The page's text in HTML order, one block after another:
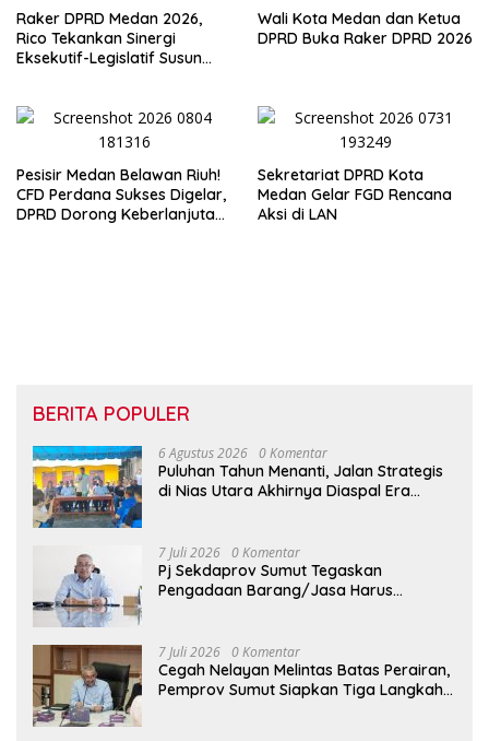
Raker DPRD Medan 2026,
Rico Tekankan Sinergi
Eksekutif-Legislatif Susun
Wali Kota Medan dan Ketua
DPRD Buka Raker DPRD 2026
Pesisir Medan Belawan Riuh!
CFD Perdana Sukses Digelar,
DPRD Dorong Keberlanjutan
Sekretariat DPRD Kota
Medan Gelar FGD Rencana
Aksi di LAN
BERITA POPULER
6 Agustus 2026 0 Komentar
Puluhan Tahun Menanti, Jalan Strategis
di Nias Utara Akhirnya Diaspal Era
7 Juli 2026 0 Komentar
Pj Sekdaprov Sumut Tegaskan
Pengadaan Barang/Jasa Harus
7 Juli 2026 0 Komentar
Cegah Nelayan Melintas Batas Perairan,
Pemprov Sumut Siapkan Tiga Langkah